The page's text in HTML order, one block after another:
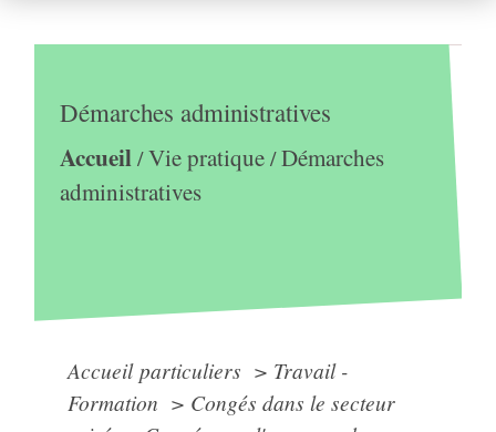
Démarches administratives
Accueil/Vie pratique/Démarches
administratives
Accueil particuliers > Travail -
Formation > Congés dans le secteur